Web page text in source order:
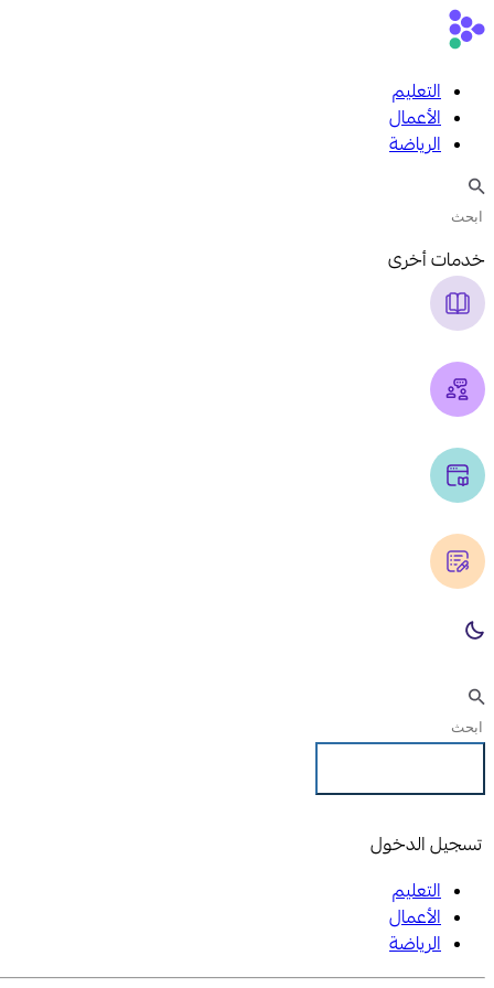
التعليم
الأعمال
الرياضة
خدمات أخرى
تسجيل الدخول
التعليم
الأعمال
الرياضة